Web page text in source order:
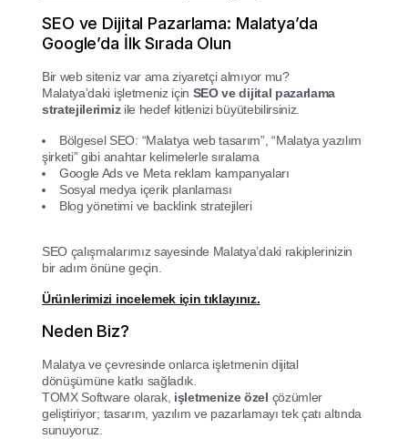
SEO ve Dijital Pazarlama: Malatya’da
Google’da İlk Sırada Olun
Bir web siteniz var ama ziyaretçi almıyor mu?
Malatya’daki işletmeniz için SEO ve dijital pazarlama
stratejilerimizile hedef kitlenizi büyütebilirsiniz.
Bölgesel SEO: “Malatya web tasarım”, “Malatya yazılım
şirketi” gibi anahtar kelimelerle sıralama
Google Ads ve Meta reklam kampanyaları
Sosyal medya içerik planlaması
Blog yönetimi ve backlink stratejileri
SEO çalışmalarımız sayesinde Malatya’daki rakiplerinizin
bir adım önüne geçin.
Ürünlerimizi incelemek için tıklayınız.
Neden Biz?
Malatya ve çevresinde onlarca işletmenin dijital
dönüşümüne katkı sağladık.
TOMX Software olarak, işletmenize özel çözümler
geliştiriyor; tasarım, yazılım ve pazarlamayı tek çatı altında
sunuyoruz.